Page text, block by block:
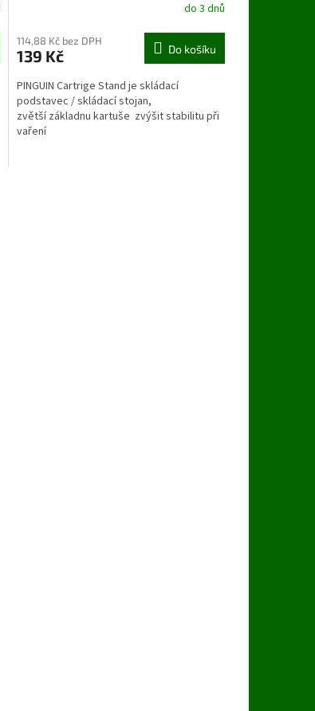
do 3 dnů
114,88 Kč bez DPH
139 Kč Do košíku
PINGUIN Cartrige Stand je skládací
podstavec / skládací stojan,
zvětší základnu kartuše zvýšit stabilitu při
vaření